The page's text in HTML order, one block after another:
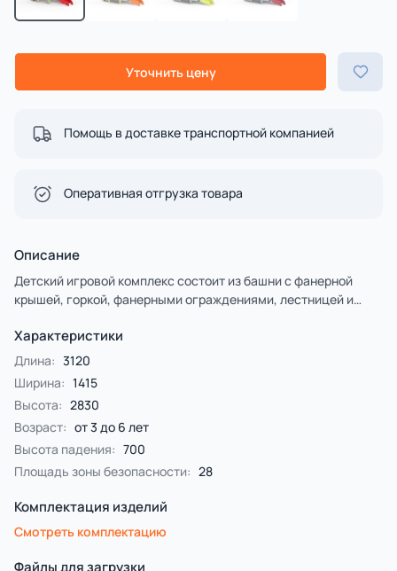
Уточнить цену
Помощь в доставке транспортной компанией
Оперативная отгрузка товара
Описание
Детский игровой комплекс состоит из башни с фанерной
крышей, горкой, фанерными ограждениями, лестницей и
Характеристики
Длина: 3120
Ширина: 1415
Высота: 2830
Возраст: от 3 до 6 лет
Высота падения: 700
Площадь зоны безопасности: 28
Комплектация изделий
Смотреть комплектацию